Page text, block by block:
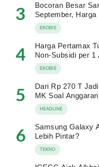
3
Bocoran Besar
September,
EKOBIS
4
Harga Pertamax
Non-Subsidi per 1
EKOBIS
5
Dari Rp 270 T
MK Soal
HEADLINE
6
Samsung Galaxy
Lebih Pintar?
TEKNO